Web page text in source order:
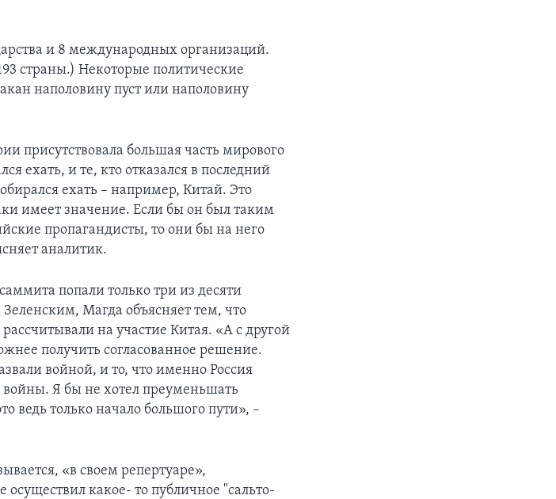
и 8 международных организаций.
страны.) Некоторые политические
наполовину пуст или наполовину
присутствовала большая часть мирового
ехать, и те, кто отказался в последний
ехать – например, Китай. Это
имеет значение. Если бы он был таким
пропагандисты, то они бы на него
аналитик.
попали только три из десяти
Магда объясняет тем, что
на участие Китая. «А с другой
получить согласованное решение.
войной, и то, что именно Россия
войны. Я бы не хотел преуменьшать
ведь только начало большого пути», –
«в своем репертуаре»,
какое- то публичное "сальто-